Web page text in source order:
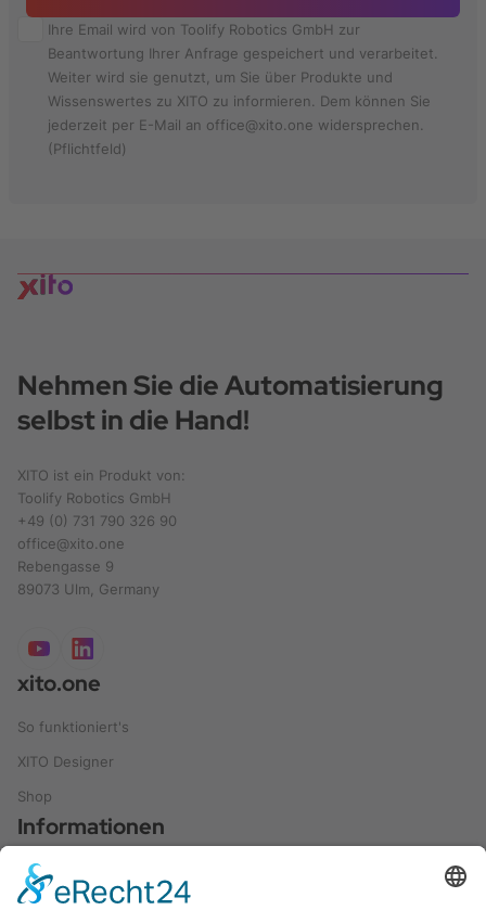
Ihre Email wird von Toolify Robotics GmbH zur
Beantwortung Ihrer Anfrage gespeichert und verarbeitet.
Weiter wird sie genutzt, um Sie über Produkte und
Wissenswertes zu XITO zu informieren. Dem können Sie
jederzeit per E-Mail an office@xito.one widersprechen.
(Pflichtfeld)
Nehmen Sie die Automatisierung
selbst in die Hand!
XITO ist ein Produkt von:
Toolify Robotics GmbH
+49 (0) 731 790 326 90
office@xito.one
Rebengasse 9
89073 Ulm, Germany
xito.one
So funktioniert's
XITO Designer
Shop
Informationen
Leitfaden und Ratgeber
Referenzen